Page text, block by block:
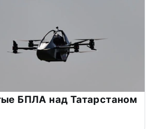
БПЛА над Татарстаном